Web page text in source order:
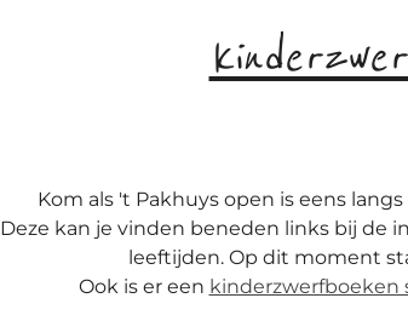
Kom als 't Pakhuys open is eens
Deze kan je vinden beneden links bij de
leeftijden. Op dit moment
Ook is er een kinderzwerfboeken